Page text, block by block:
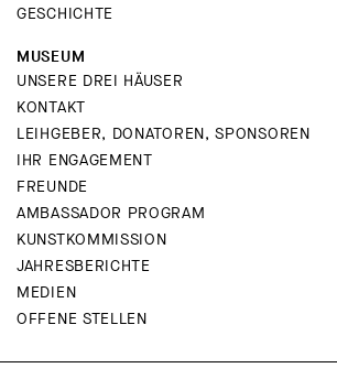
GESCHICHTE
MUSEUM
UNSERE DREI HÄUSER
KONTAKT
LEIHGEBER, DONATOREN, SPONSOREN
IHR ENGAGEMENT
FREUNDE
AMBASSADOR PROGRAM
KUNSTKOMMISSION
JAHRESBERICHTE
MEDIEN
OFFENE STELLEN